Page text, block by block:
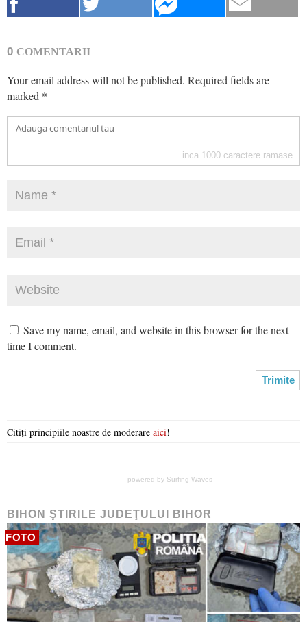
0 COMENTARII
Your email address will not be published. Required fields are
marked *
inca 1000 caractere ramase
Save my name, email, and website in this browser for the next
time I comment.
Citiți principiile noastre de moderare aici!
powered by Surfing Waves
BIHON ŞTIRILE JUDEŢULUI BIHOR
FOTO